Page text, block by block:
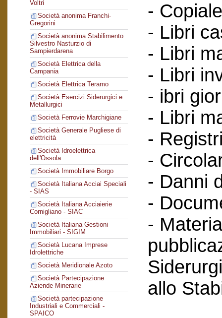
Voltri
Società anonima Franchi-
Gregorini
Società anonima Stabilimento
Silvestro Nasturzio di
Sampierdarena
Società Elettrica della
Campania
Società Elettrica Teramo
Società Esercizi Siderurgici e
Metallurgici
Società Ferrovie Marchigiane
Società Generale Pugliese di
elettricità
Società Idroelettrica
dell'Ossola
Società Immobiliare Borgo
Società Italiana Acciai Speciali
- SIAS
Società Italiana Acciaierie
Cornigliano - SIAC
Società Italiana Gestioni
Immobiliari - SIGIM
Società Lucana Imprese
Idrolettriche
Società Meridionale Azoto
Società Partecipazione
Aziende Minerarie
Società partecipazione
Industriali e Commerciali -
SPAICO
-
- Libri
- Libri
- Libri
- ibri
- Libri
-
-
- Danni
-
-
allo